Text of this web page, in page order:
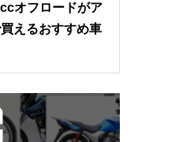
オフロードがア
えるおすすめ車